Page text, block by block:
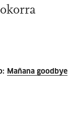
: Mañana goodbye